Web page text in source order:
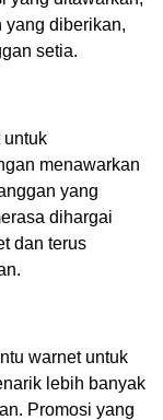
yang diberikan,
setia.
untuk
menawarkan
yang
dihargai
dan terus
warnet untuk
lebih banyak
Promosi yang